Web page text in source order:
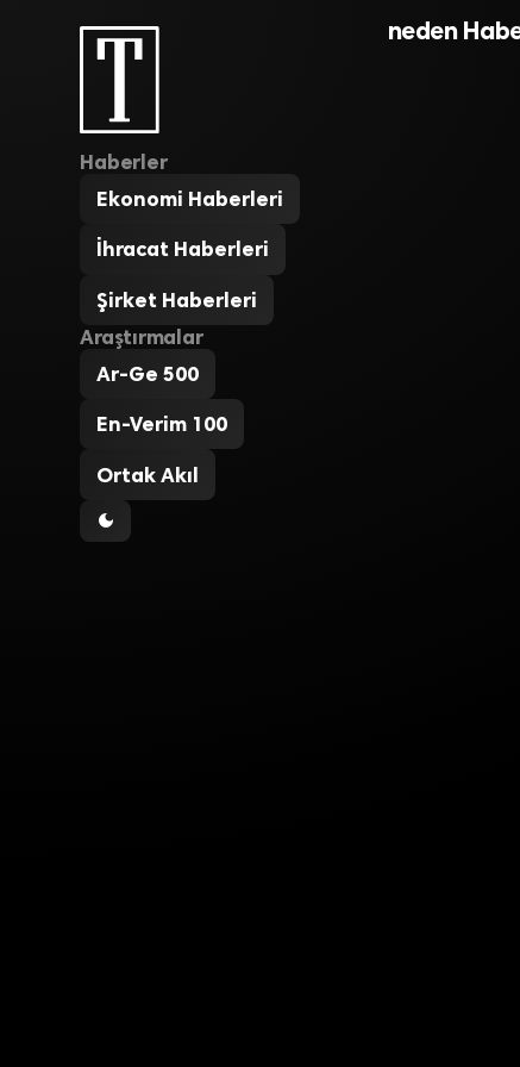
Haberler
Ekonomi Haberleri
İhracat Haberleri
Şirket Haberleri
Araştırmalar
Ar-Ge 500
En-Verim 100
Ortak Akıl
neden